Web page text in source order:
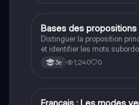
cette période. Type: résumé.
BFrançais
Bases des
Distinguer la proposition
et identifier les mots
phrase.
3e 1,240 0
Français